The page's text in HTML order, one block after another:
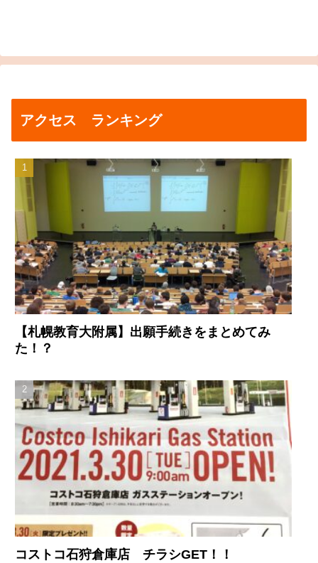
アクセス ランキング
【札幌教育大附属】出願手続きをまとめてみ
た！？
コストコ石狩倉庫店 チラシGET！！